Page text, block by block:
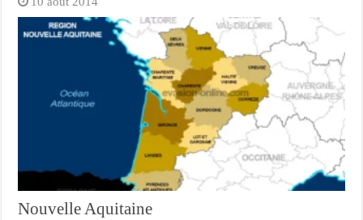
Nouvelle Aquitaine